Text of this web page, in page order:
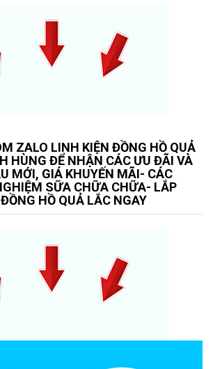
ZALO LINH KIỆN ĐỒNG HỒ QUẢ
HÙNG ĐỂ NHẬN CÁC ƯU ĐÃI VÀ
MỚI, GIÁ KHUYẾN MÃI- CÁC
SỮA CHỮA CHỮA- LẮP
HỒ QUẢ LẮC NGAY